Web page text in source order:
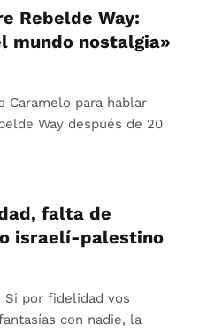
Rebelde Way:
mundo nostalgia»
Caramelo para hablar
Way después de 20
falta de
israelí-palestino
Si por fidelidad vos
con nadie, la